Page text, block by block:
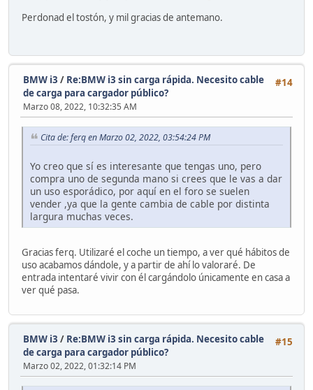
Perdonad el tostón, y mil gracias de antemano.
#14
BMW i3 / Re:BMW i3 sin carga rápida. Necesito cable
de carga para cargador público?
Marzo 08, 2022, 10:32:35 AM
Cita de: ferq en Marzo 02, 2022, 03:54:24 PM
Yo creo que sí es interesante que tengas uno, pero
compra uno de segunda mano si crees que le vas a dar
un uso esporádico, por aquí en el foro se suelen
vender ,ya que la gente cambia de cable por distinta
largura muchas veces.
Gracias ferq. Utilizaré el coche un tiempo, a ver qué hábitos de
uso acabamos dándole, y a partir de ahí lo valoraré. De
entrada intentaré vivir con él cargándolo únicamente en casa a
ver qué pasa.
#15
BMW i3 / Re:BMW i3 sin carga rápida. Necesito cable
de carga para cargador público?
Marzo 02, 2022, 01:32:14 PM